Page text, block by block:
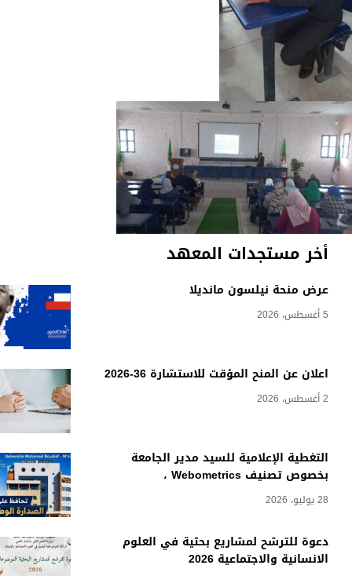
أخر مستجدات المعهد
عرض منحة نيلسون مانديلا
5 أغسطس، 2026
اعلان عن المنح المؤقت للاستشارة 36-2026
2 أغسطس، 2026
التغطية الإعلامية للسيد مدير الجامعة
بخصوص تصنيف Webometrics ،
28 يوليو، 2026
دعوة للترشح لمشاريع بحثية في العلوم
الانسانية والاجتماعية 2026